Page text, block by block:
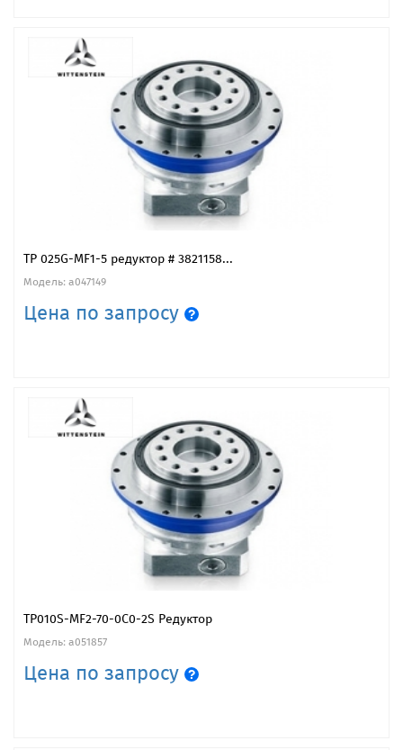
TP 025G-MF1-5 редуктор # 3821158...
Модель: a047149
Цена по запросу
TP010S-MF2-70-0C0-2S Редуктор
Модель: a051857
Цена по запросу